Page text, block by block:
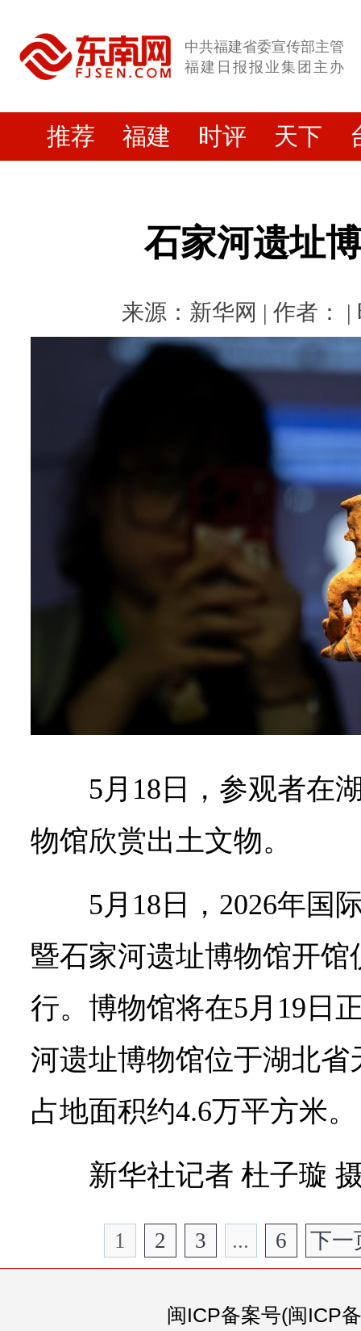
中共福建省委宣传部主管
福建日报报业集团主办
推荐 福建 时评 天下
石家河遗址
来源：新华网 | 作者： |
5月18日，参观者在
物馆欣赏出土文物。
5月18日，2026年国
暨石家河遗址博物馆开
行。博物馆将在5月19日
河遗址博物馆位于湖北
占地面积约4.6万平方米。
新华社记者 杜子璇
1 2 3 ... 6 下一
闽ICP备案号(闽ICP